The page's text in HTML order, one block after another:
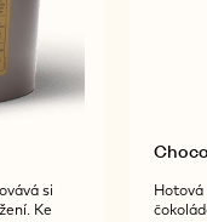
si
Ke
Hotová